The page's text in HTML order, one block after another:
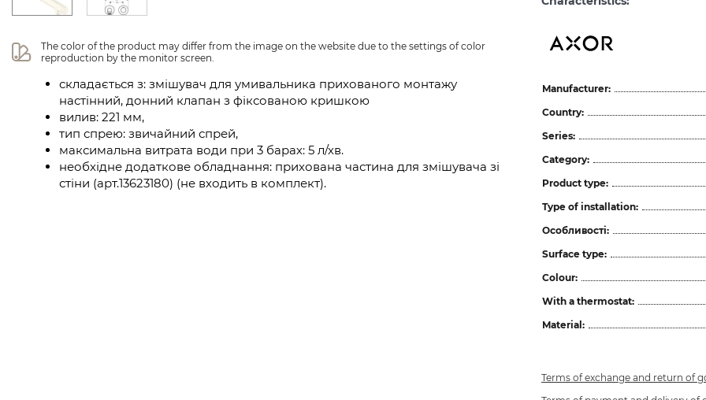
The color of the product may differ from the image on the website due to the settings of color
reproduction by the monitor screen.
складається з: змішувач для умивальника прихованого монтажу
настінний, донний клапан з фіксованою кришкою
вилив: 221 мм,
тип спрею: звичайний спрей,
максимальна витрата води при 3 барах: 5 л/хв.
необхідне додаткове обладнання: прихована частина для змішувача зі
стіни (арт.13623180) (не входить в комплект).
Manufacturer:
Country:
Series:
Category:
Product type:
Type of installation:
Особливості:
Surface type:
Colour:
With a thermostat:
Material:
Terms of exchange and return of